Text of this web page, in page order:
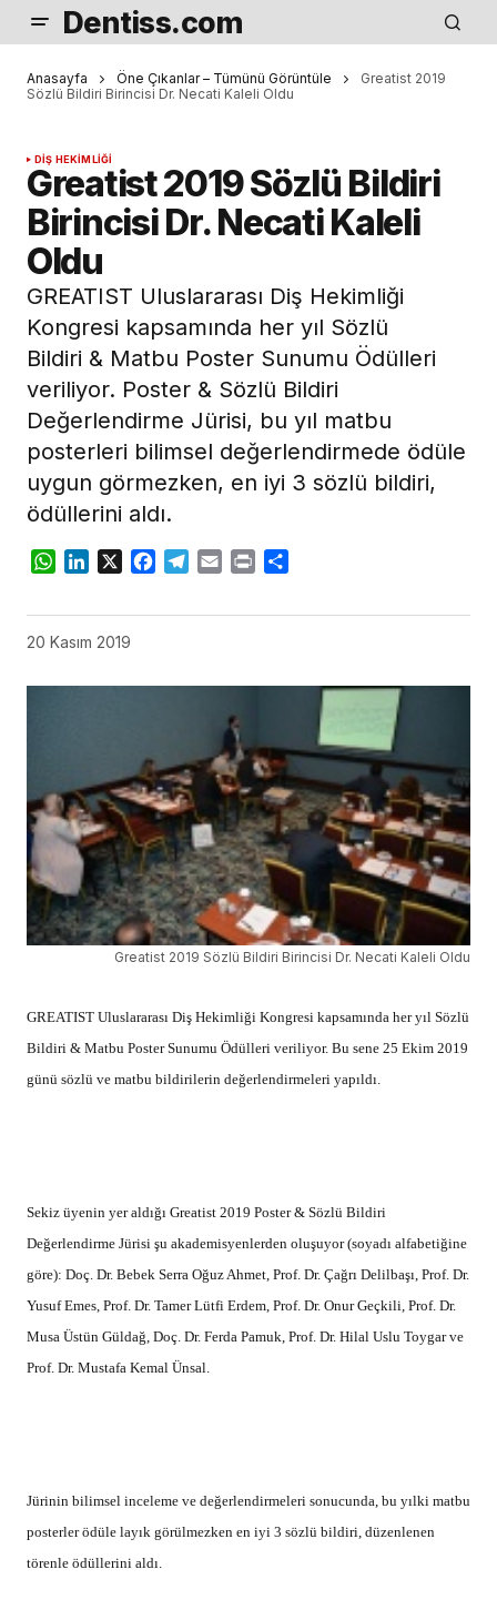
Dentiss.com
Anasayfa Öne Çıkanlar – Tümünü Görüntüle
Greatist 2019
Sözlü Bildiri Birincisi Dr. Necati Kaleli Oldu
DIŞ HEKIMLIĞI
Greatist 2019 Sözlü Bildiri
Birincisi Dr. Necati Kaleli
Oldu
GREATIST Uluslararası Diş Hekimliği
Kongresi kapsamında her yıl Sözlü
Bildiri & Matbu Poster Sunumu Ödülleri
veriliyor. Poster & Sözlü Bildiri
Değerlendirme Jürisi, bu yıl matbu
posterleri bilimsel değerlendirmede ödüle
uygun görmezken, en iyi 3 sözlü bildiri,
ödüllerini aldı.
WhatsApp
LinkedIn
X Facebook
Telegram
Email Print
20 Kasım 2019
Greatist 2019 Sözlü Bildiri Birincisi Dr. Necati Kaleli Oldu
GREATIST Uluslararası Diş Hekimliği Kongresi kapsamında her yıl Sözlü
Bildiri & Matbu Poster Sunumu Ödülleri veriliyor. Bu sene 25 Ekim 2019
günü sözlü ve matbu bildirilerin değerlendirmeleri yapıldı.
Sekiz üyenin yer aldığı Greatist 2019 Poster & Sözlü Bildiri
Değerlendirme Jürisi şu akademisyenlerden oluşuyor (soyadı alfabetiğine
göre): Doç. Dr. Bebek Serra Oğuz Ahmet, Prof. Dr. Çağrı Delilbaşı, Prof. Dr.
Yusuf Emes, Prof. Dr. Tamer Lütfi Erdem, Prof. Dr. Onur Geçkili, Prof. Dr.
Musa Üstün Güldağ, Doç. Dr. Ferda Pamuk, Prof. Dr. Hilal Uslu Toygar ve
Prof. Dr. Mustafa Kemal Ünsal.
Jürinin bilimsel inceleme ve değerlendirmeleri sonucunda, bu yılki matbu
posterler ödüle layık görülmezken en iyi 3 sözlü bildiri, düzenlenen
törenle ödüllerini aldı.